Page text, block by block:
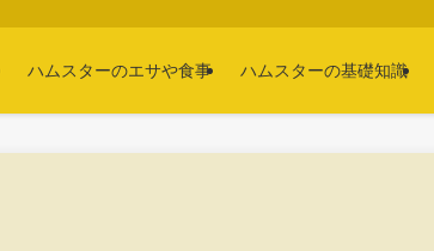
ハムスターのエサや食事 ハムスターの基礎知識